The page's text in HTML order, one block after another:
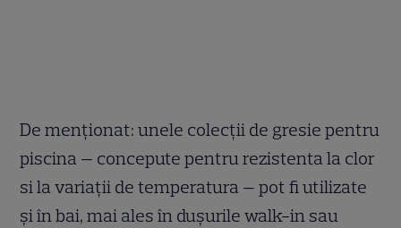
De menționat: unele colecții de gresie pentru
piscina — concepute pentru rezistenta la clor
si la variații de temperatura — pot fi utilizate
și în bai, mai ales în dușurile walk-in sau